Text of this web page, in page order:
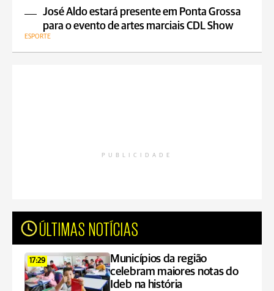
José Aldo estará presente em Ponta Grossa
para o evento de artes marciais CDL Show
ESPORTE
PUBLICIDADE
ÚLTIMAS NOTÍCIAS
17:29
Municípios da região
celebram maiores notas do
Ideb na história